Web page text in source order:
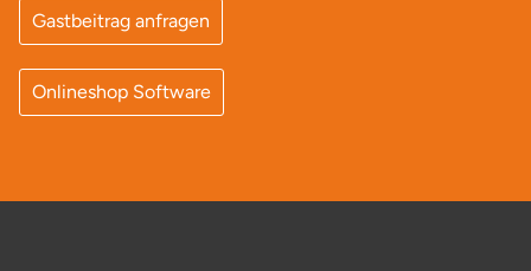
Gastbeitrag anfragen
Onlineshop Software